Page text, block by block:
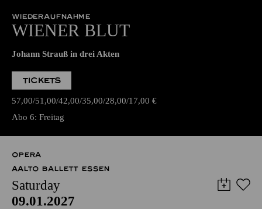
WIEDERAUFNAHME
WIENER BLUT
Johann Strauß in drei Akten
TICKETS
57,00 51,00 42,00 35,00 28,00 17,00 €
Abo 6: Freitag
OPERA
AALTO BALLETT ESSEN
Saturday
09.01.2027